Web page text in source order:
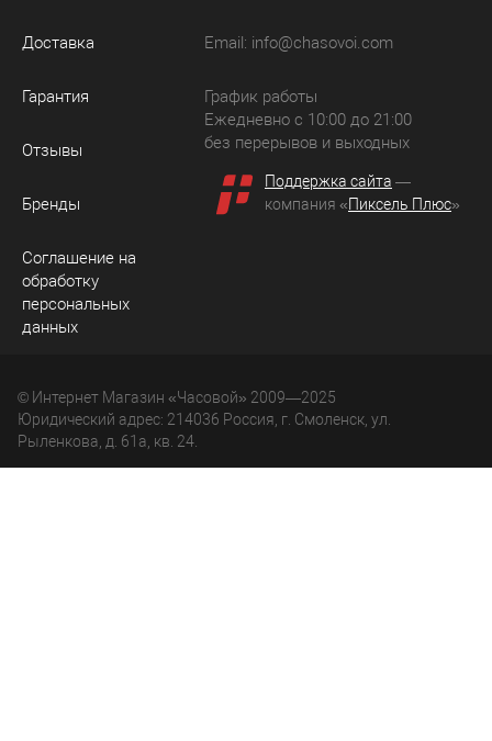
Доставка
Гарантия
Отзывы
Бренды
Соглашение на
обработку
персональных
данных
Email: info@chasovoi.com
График работы
Ежедневно с 10:00 до 21:00
без перерывов и выходных
Поддержка сайта —
компания «Пиксель Плюс»
© Интернет Магазин «Часовой» 2009—2025
Юридический адрес: 214036 Россия, г. Смоленск, ул.
Рыленкова, д. 61а, кв. 24.